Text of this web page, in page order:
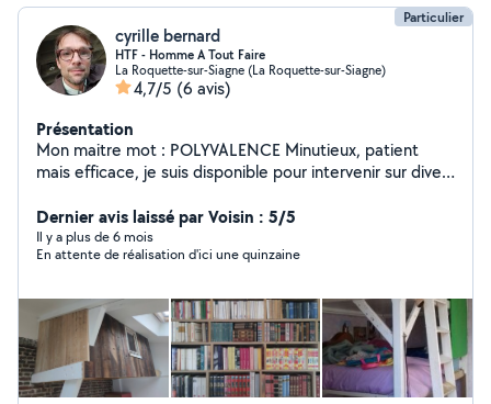
Particulier
cyrille bernard
HTF - Homme A Tout Faire
La Roquette-sur-Siagne (La Roquette-sur-Siagne)
4,7/5 (6 avis)
Présentation
Mon maitre mot : POLYVALENCE Minutieux, patient
mais efficace, je suis disponible pour intervenir sur divers
Photographe - infographiste indépendant à Paris
pendant +20 ans, photographe des arts décoratifs (le
MAD) de l'AFM etc.... Portrait, décoration, packshoot
Constructeur Monteur, décorateur un parcours varié
dans le bois, la décoration d'intérieur et l'aménagement
avec le studio Publimages à Paris mais aussi dans la
construction de maison ossature bois avec le groupe
Hej'France et la charpente avec le groupe
Dernier avis laissé par Voisin : 5/5
Il y a plus de 6 mois
En attente de réalisation d'ici une quinzaine